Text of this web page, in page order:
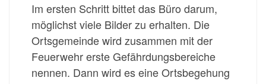
Im ersten Schritt bittet das Büro darum,
möglichst viele Bilder zu erhalten. Die
Ortsgemeinde wird zusammen mit der
Feuerwehr erste Gefährdungsbereiche
nennen. Dann wird es eine Ortsbegehung